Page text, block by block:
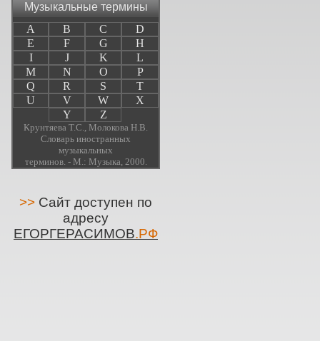
Музыкальные термины
A
B C
D
E
F G
H
I
J K
L
M
N O
P
Q
R S
T
U
V W
X
Y
Z
Крунтяева Т.С., Молокова Н.В.
Словарь иностранных
музыкальных
терминов. - М.: Музыка, 2000.
>> Сайт доступен по
адресу
ЕГОРГЕРАСИМОВ.РФ